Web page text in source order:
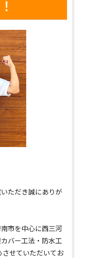
ただき誠にありが
市を中心に西三河
バー工法・防水工
せていただいてお